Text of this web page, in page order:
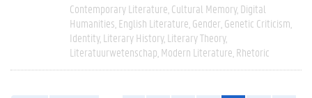
Contemporary Literature Cultural Memory Digital
Humanities English Literature Gender Genetic Criticism
Identity Literary History Literary Theory
Literatuurwetenschap Modern Literature Rhetoric